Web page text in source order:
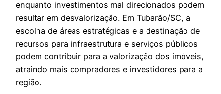
enquanto investimentos mal direcionados podem
resultar em desvalorização. Em Tubarão/SC, a
escolha de áreas estratégicas e a destinação de
recursos para infraestrutura e serviços públicos
podem contribuir para a valorização dos imóveis,
atraindo mais compradores e investidores para a
região.